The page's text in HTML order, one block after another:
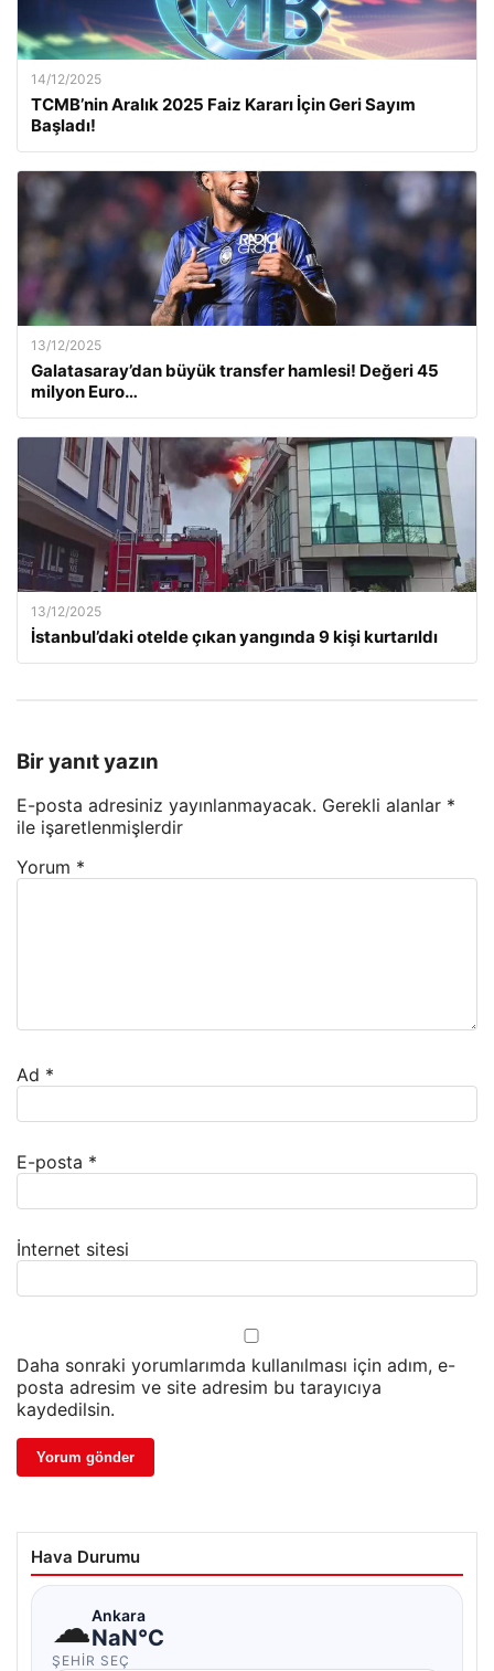
14/12/2025
TCMB’nin Aralık 2025 Faiz Kararı İçin Geri Sayım
Başladı!
13/12/2025
Galatasaray’dan büyük transfer hamlesi! Değeri 45
milyon Euro…
13/12/2025
İstanbul’daki otelde çıkan yangında 9 kişi kurtarıldı
Bir yanıt yazın
E-posta adresiniz yayınlanmayacak. Gerekli alanlar *
ile işaretlenmişlerdir
Yorum *
Ad *
E-posta *
İnternet sitesi
Daha sonraki yorumlarımda kullanılması için adım, e-
posta adresim ve site adresim bu tarayıcıya
kaydedilsin.
Hava Durumu
☁Ankara
NaN°C
ŞEHIR SEÇ